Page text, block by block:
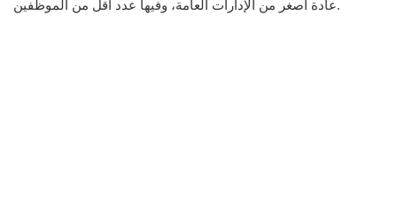
عادة أصغر من الإدارات العامة، وفيها عدد أقل من الموظفين.